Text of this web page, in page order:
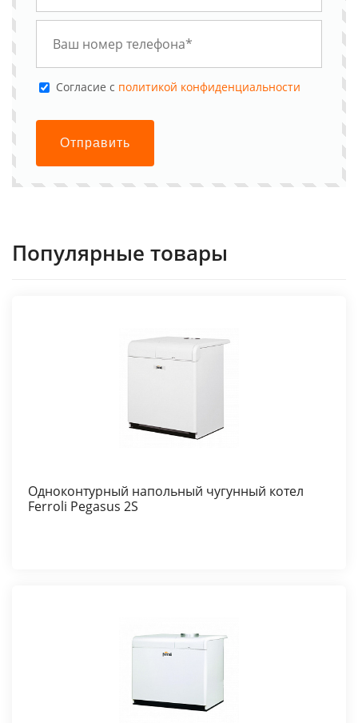
Cогласие с политикой конфиденциальности
Отправить
Популярные товары
Одноконтурный напольный чугунный котел
Ferroli Pegasus 2S